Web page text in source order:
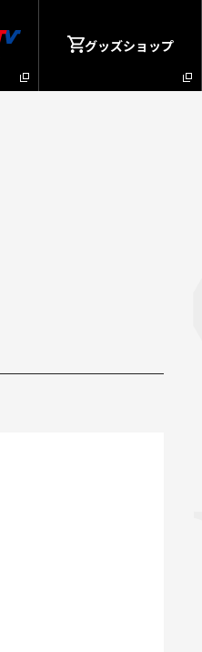
グッズショップ